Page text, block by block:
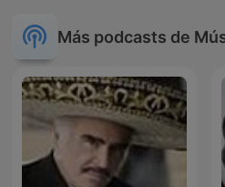
Más podcasts de